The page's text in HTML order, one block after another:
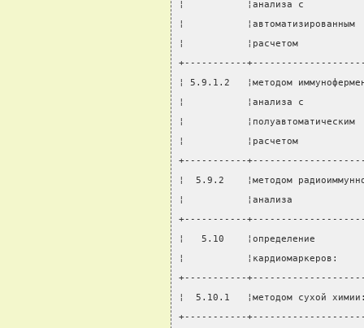
¦           ¦анализа с
¦
¦           ¦расчетом
+-----------
¦ 5.9.1.2   ¦методом
¦           ¦анализа с
¦
¦           ¦расчетом
+-----------
¦  5.9.2    ¦методом
¦           ¦анализа
+-----------
¦   5.10
¦
+-----------
¦  5.10.1   ¦методом
+-----------